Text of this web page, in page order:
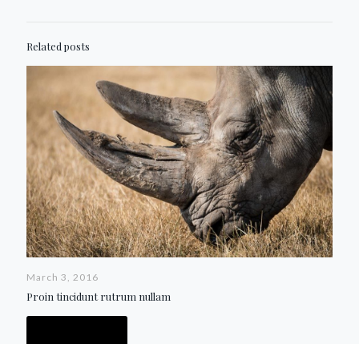
Related posts
March 3, 2016
Proin tincidunt rutrum nullam